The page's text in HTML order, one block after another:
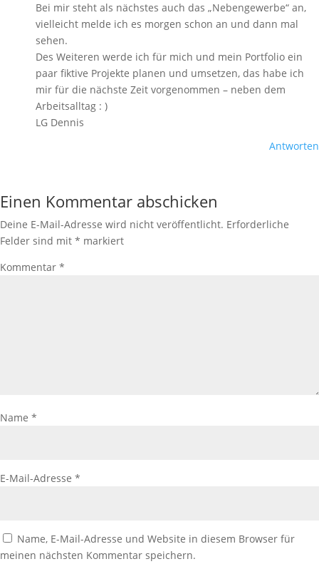
Bei mir steht als nächstes auch das „Nebengewerbe“ an,
vielleicht melde ich es morgen schon an und dann mal
sehen.
Des Weiteren werde ich für mich und mein Portfolio ein
paar fiktive Projekte planen und umsetzen, das habe ich
mir für die nächste Zeit vorgenommen – neben dem
Arbeitsalltag : )
LG Dennis
Antworten
Einen Kommentar abschicken
Deine E-Mail-Adresse wird nicht veröffentlicht. Erforderliche
Felder sind mit * markiert
Kommentar *
Name *
E-Mail-Adresse *
Name, E-Mail-Adresse und Website in diesem Browser für
meinen nächsten Kommentar speichern.